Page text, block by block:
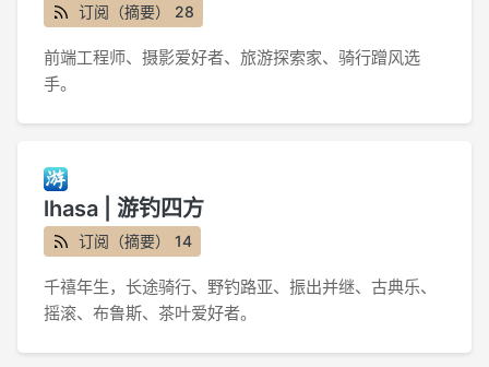
订阅（摘要） 28
前端工程师、摄影爱好者、旅游探索家、骑行蹭风选
手。
lhasa | 游钓四方
订阅（摘要） 14
千禧年生，长途骑行、野钓路亚、振出并继、古典乐、
摇滚、布鲁斯、茶叶爱好者。